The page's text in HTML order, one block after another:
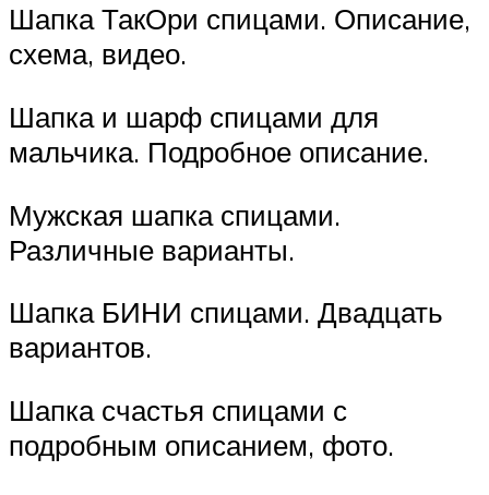
Шапка ТакОри спицами. Описание,
схема, видео.
Шапка и шарф спицами для
мальчика. Подробное описание.
Мужская шапка спицами.
Различные варианты.
Шапка БИНИ спицами. Двадцать
вариантов.
Шапка счастья спицами с
подробным описанием, фото.